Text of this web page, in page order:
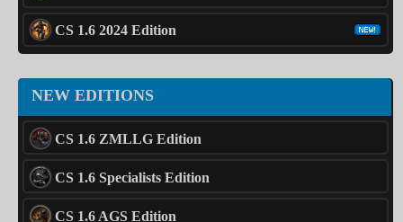
CS 1.6 2024 Edition
NEW EDITIONS
CS 1.6 ZMLLG Edition
CS 1.6 Specialists Edition
CS 1.6 AGS Edition